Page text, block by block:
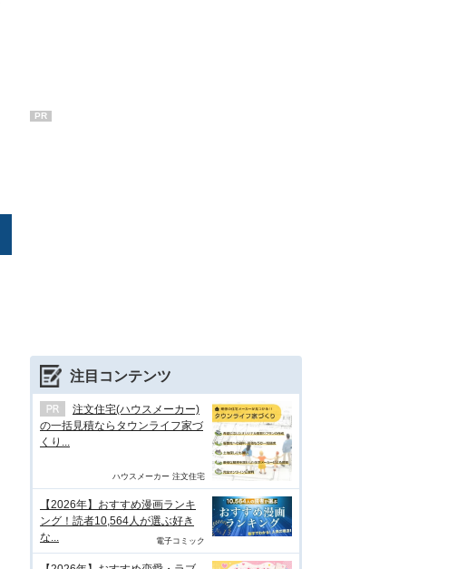
PR
注目コンテンツ
注文住宅(ハウスメーカー)
の一括見積ならタウンライフ家づ
くり...
ハウスメーカー 注文住宅
【2026年】おすすめ漫画ランキ
ング！読者10,564人が選ぶ好き
な...
電子コミック